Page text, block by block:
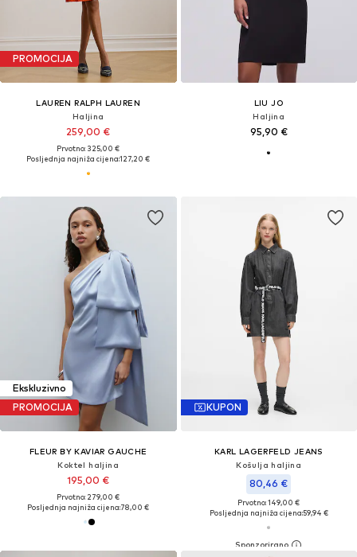
PROMOCIJA
LAUREN RALPH LAUREN
Haljina
259,00 €
Prvotno: 325,00 €
Posljednja najniža cijena:127,20 €
LIU JO
Haljina
95,90 €
Ekskluzivno
PROMOCIJA
FLEUR BY KAVIAR GAUCHE
Koktel haljina
195,00 €
Prvotno: 279,00 €
Posljednja najniža cijena:78,00 €
KUPON
KARL LAGERFELD JEANS
Košulja haljina
80,46 €
Prvotno: 149,00 €
Posljednja najniža cijena:59,94 €